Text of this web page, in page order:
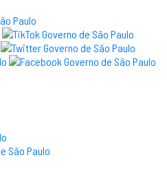
×
e eventos
pesquisa